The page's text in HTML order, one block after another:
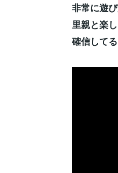
非常に遊
里親と楽
確信して